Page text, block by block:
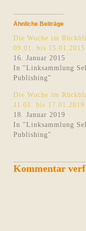
Ähnliche Beiträge
Die Woche im
09.01. bis 15.01.2015
16. Januar 2015
In "Linksammlung
Publishing"
Die Woche im
11.01. bis 17.01.2019
18. Januar 2019
In "Linksammlung
Publishing"
Kommentar